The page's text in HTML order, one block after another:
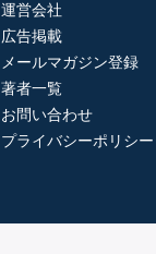
運営会社
広告掲載
メールマガジン登録
著者一覧
お問い合わせ
プライバシーポリシー